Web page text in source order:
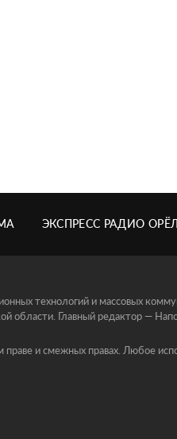
ЭКСПРЕСС РАДИО ОРЁЛ
технологий и массовых
Главный редактор —
и смежных правах. Любое